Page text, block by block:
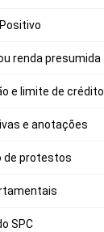
renda presumida
e limite de crédito
e anotações
de protestos
SPC